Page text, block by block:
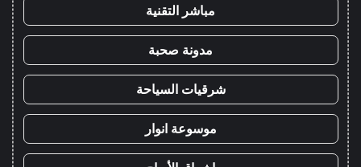
مباشر التقنية
مدونة صحبة
شرقيات السياحة
موسوعة انوار